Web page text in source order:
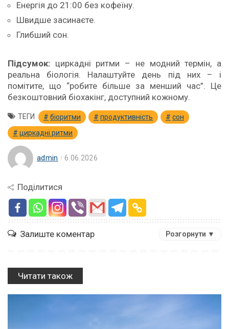
Енергія до 21:00 без кофеїну.
Швидше засинаєте.
Глибший сон.
Підсумок: циркадні ритми – не модний термін, а
реальна біологія. Налаштуйте день під них – і
помітите, що “робите більше за менший час”. Це
безкоштовний біохакінг, доступний кожному.
ТЕГИ біоритми продуктивність
сон
циркадні ритми
admin 6.06.2026
Поділитися
Залиште коментар Розгорнути ▼
Читати також